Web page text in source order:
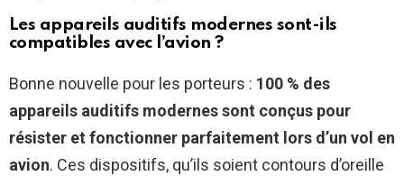
Les appareils auditifs modernes sont-ils
compatibles avec l’avion ?
Bonne nouvelle pour les porteurs : 100 % des
appareils auditifs modernes sont conçus pour
résister et fonctionner parfaitement lors d’un vol en
avion. Ces dispositifs, qu’ils soient contours d’oreille